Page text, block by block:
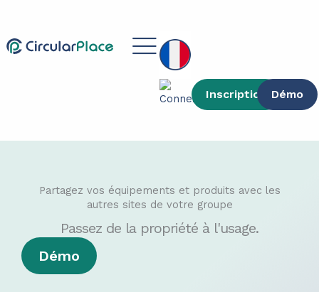
contenu
Main
Menu
Inscription Démo
Partagez vos équipements et produits avec les
autres sites de votre groupe
Passez de la propriété à l'usage.
Démo